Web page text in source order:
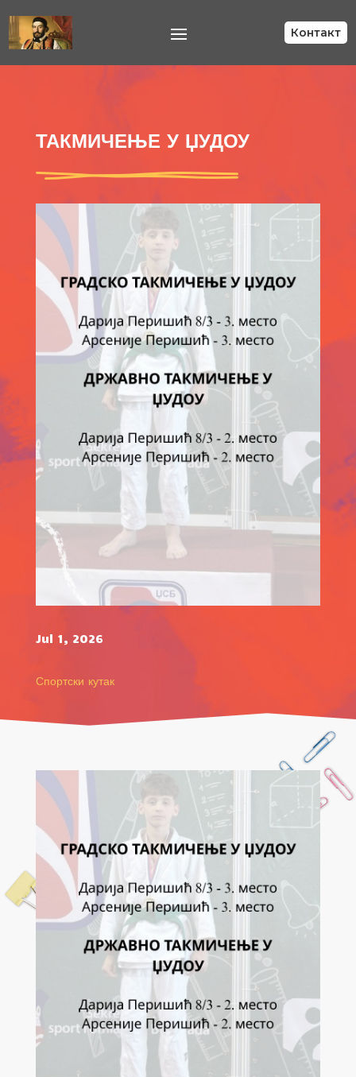
Контакт
ТАКМИЧЕЊЕ У ЏУДОУ
Jul 1, 2026
Спортски кутак